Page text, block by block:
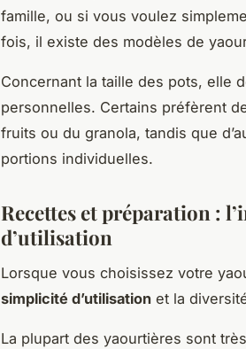
famille, ou si vous voulez
fois, il existe des modèles de
Concernant la taille des pots, elle
personnelles. Certains préfèrent
fruits ou du granola, tandis que
portions individuelles.
Recettes et préparation :
d’utilisation
Lorsque vous choisissez votre
simplicité d’utilisation et la
La plupart des yaourtières sont